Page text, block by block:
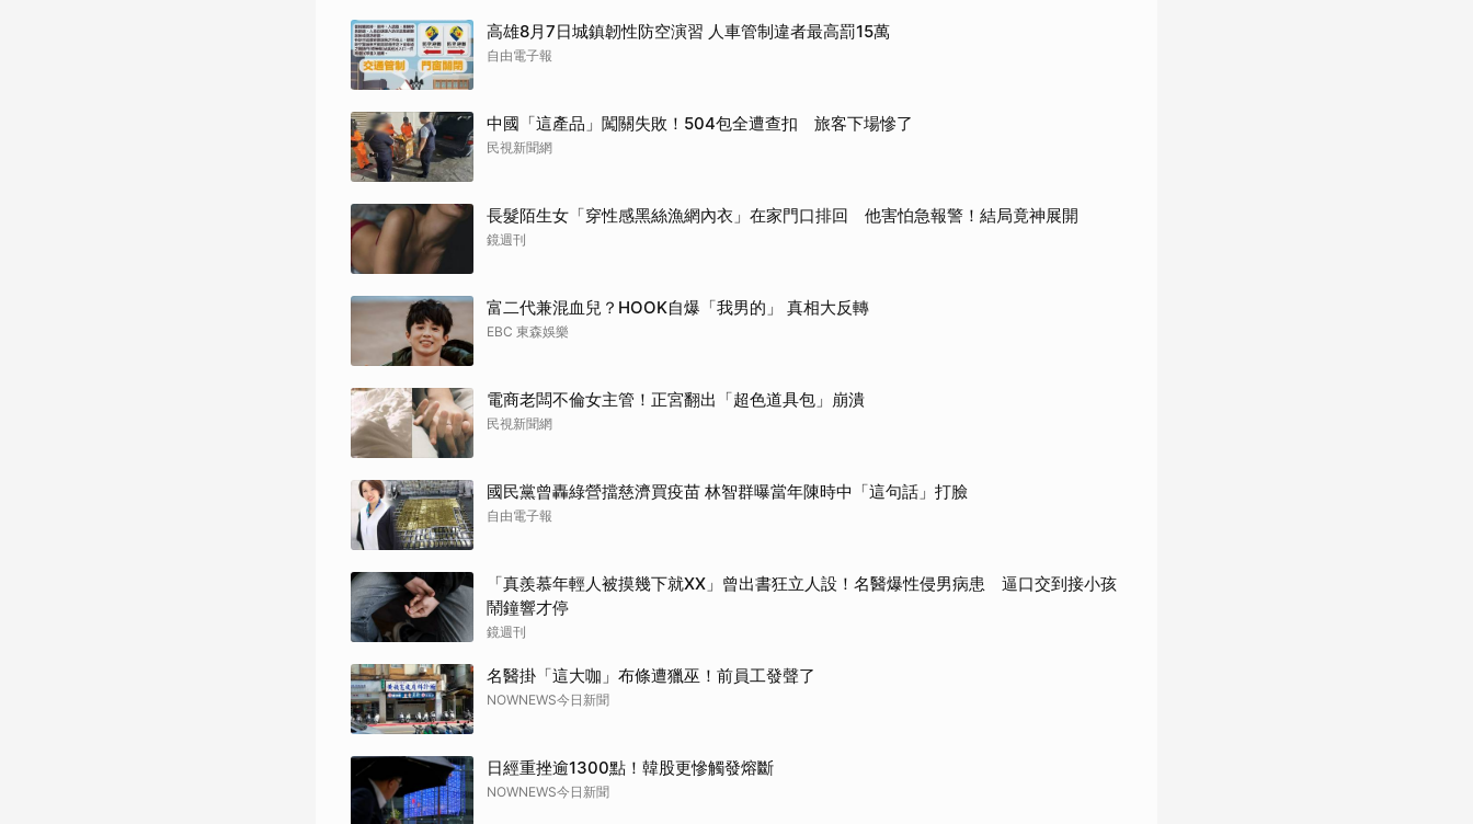
高雄8月7日城鎮韌性防空演習 人車管制違者最高罰15萬
自由電子報
中國「這產品」闖關失敗！504包全遭查扣 旅客下場慘了
民視新聞網
長髮陌生女「穿性感黑絲漁網內衣」在家門口排回 他害怕急報警！結局竟神展開
鏡週刊
富二代兼混血兒？HOOK自爆「我男的」 真相大反轉
EBC 東森娛樂
電商老闆不倫女主管！正宮翻出「超色道具包」崩潰
民視新聞網
國民黨曾轟綠營擋慈濟買疫苗 林智群曝當年陳時中「這句話」打臉
自由電子報
「真羨慕年輕人被摸幾下就XX」曾出書狂立人設！名醫爆性侵男病患 逼口交到接小孩
鬧鐘響才停
鏡週刊
名醫掛「這大咖」布條遭獵巫！前員工發聲了
NOWNEWS今日新聞
日經重挫逾1300點！韓股更慘觸發熔斷
NOWNEWS今日新聞